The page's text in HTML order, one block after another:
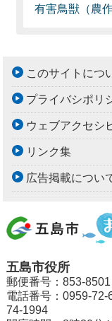
有害鳥獣（農
このサイトにつ
プライバシポリ
ウェブアクセシ
リンク集
広告掲載につい
五島市役所
郵便番号：853-
電話番号：0959-
74-1994